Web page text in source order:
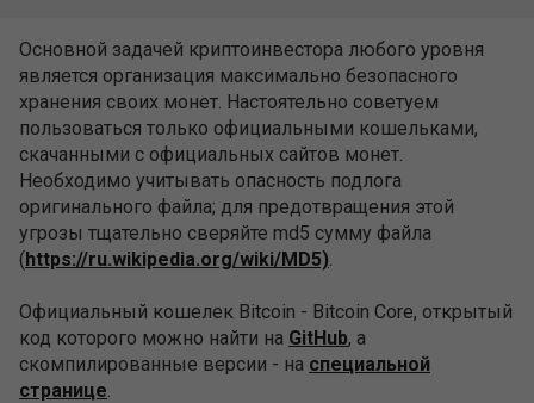
Основной задачей криптоинвестора любого уровня
является организация максимально безопасного
хранения своих монет. Настоятельно советуем
пользоваться только официальными кошельками,
скачанными с официальных сайтов монет.
Необходимо учитывать опасность подлога
оригинального файла; для предотвращения этой
угрозы тщательно сверяйте md5 сумму файла
(https://ru.wikipedia.org/wiki/MD5).
Официальный кошелек Bitcoin - Bitcoin Core, открытый
код которого можно найти на GitHub, а
скомпилированные версии - на специальной
странице.